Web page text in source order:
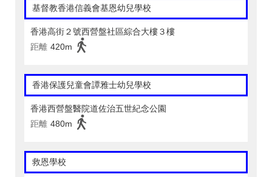
基督教香港信義會基恩幼兒學校
香港高街２號西營盤社區綜合大樓３樓
距離 420m
香港保護兒童會譚雅士幼兒學校
香港西營盤醫院道佐治五世紀念公園
距離 480m
救恩學校